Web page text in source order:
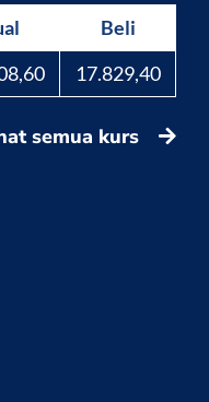
Beli
17.829,40
semua kurs